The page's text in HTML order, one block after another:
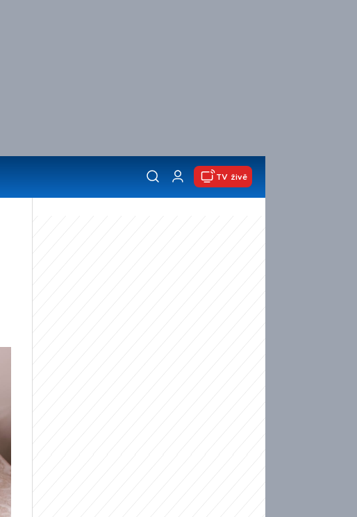
TV živě